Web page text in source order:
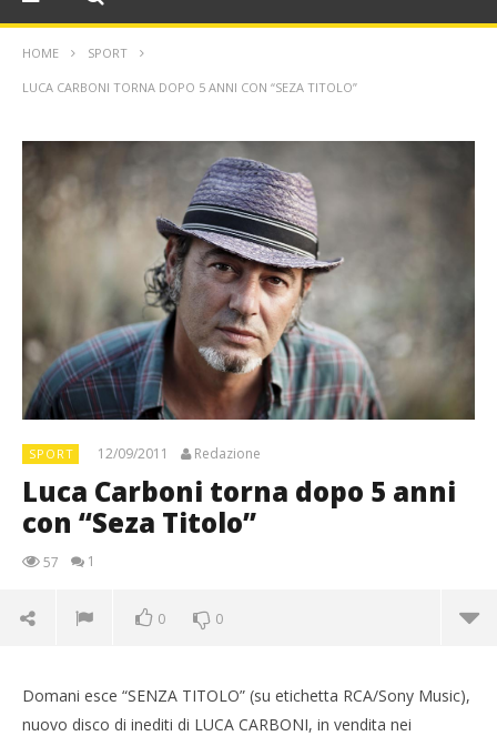
HOME SPORT
LUCA CARBONI TORNA DOPO 5 ANNI CON “SEZA TITOLO”
SPORT 12/09/2011 Redazione
Luca Carboni torna dopo 5 anni
con “Seza Titolo”
57 1
0 0
Domani esce “SENZA TITOLO” (su etichetta RCA/Sony Music),
nuovo disco di inediti di LUCA CARBONI, in vendita nei